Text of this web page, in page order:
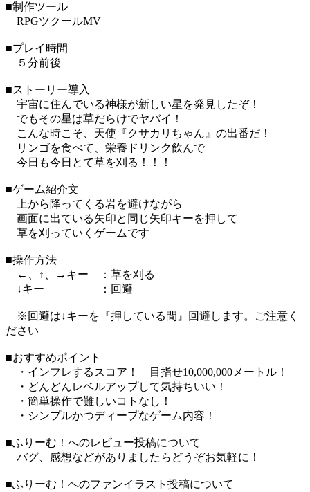
■制作ツール
RPGツクールMV
■プレイ時間
５分前後
■ストーリー導入
宇宙に住んでいる神様が新しい星を発見したぞ！
でもその星は草だらけでヤバイ！
こんな時こそ、天使『クサカリちゃん』の出番だ！
リンゴを食べて、栄養ドリンク飲んで
今日も今日とて草を刈る！！！
■ゲーム紹介文
上から降ってくる岩を避けながら
画面に出ている矢印と同じ矢印キーを押して
草を刈っていくゲームです
■操作方法
←、↑、→キー ：草を刈る
↓キー ：回避
※回避は↓キーを『押している間』回避します。ご注意く
ださい
■おすすめポイント
・インフレするスコア！ 目指せ10,000,000メートル！
・どんどんレベルアップして気持ちいい！
・簡単操作で難しいコトなし！
・シンプルかつディープなゲーム内容！
■ふりーむ！へのレビュー投稿について
バグ、感想などがありましたらどうぞお気軽に！
■ふりーむ！へのファンイラスト投稿について